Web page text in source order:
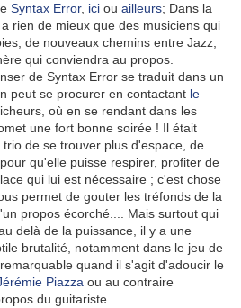
Syntax Error, ici ou ailleurs; Dans la
rien de mieux que des musiciens qui
de nouveaux chemins entre Jazz,
qui conviendra au propos.
de Syntax Error se traduit dans un
peut se procurer en contactant le
où en se rendant dans les
une fort bonne soirée ! Il était
de se trouver plus d'espace, de
qu'elle puisse respirer, profiter de
qui lui est nécessaire ; c'est chose
permet de gouter les tréfonds de la
propos écorché.... Mais surtout qui
delà de la puissance, il y a une
brutalité, notamment dans le jeu de
quand il s'agit d'adoucir le
Piazza ou au contraire
du guitariste...